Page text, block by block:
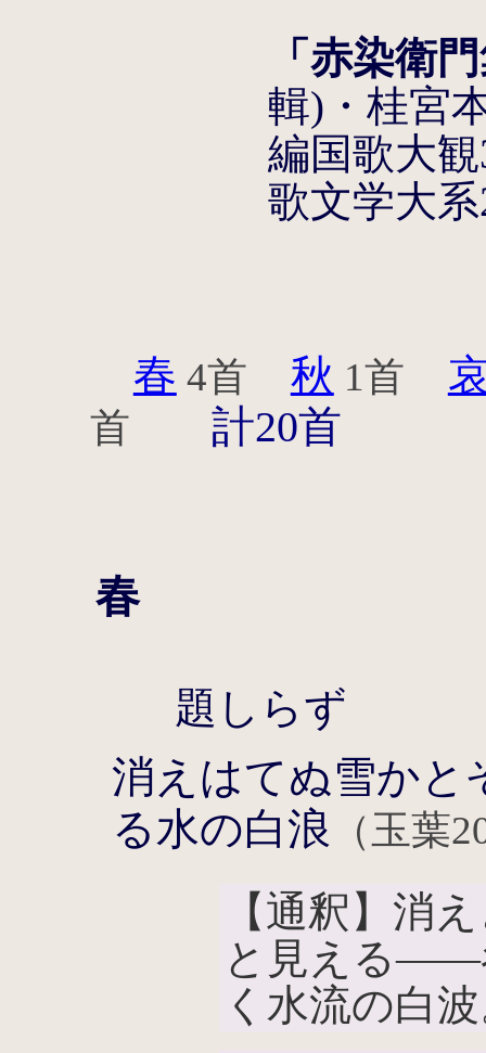
「赤染衛
輯)・桂宮
編国歌大
歌文学大系
春 4首 秋 1首
首 計20首
春
題しらず
消えはてぬ雪かと
る水の白浪 （玉葉
【通釈】消
と見える――
く水流の白